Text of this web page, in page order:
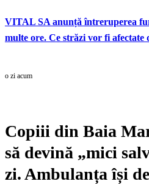
VITAL SA anunță întreruperea
multe ore. Ce străzi vor fi
o zi acum
Copiii din Baia
să devină „mici
zi. Ambulanța își